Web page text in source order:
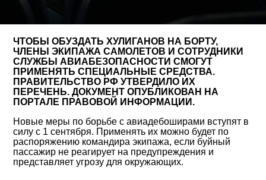
ЧТОБЫ ОБУЗДАТЬ ХУЛИГАНОВ НА БОРТУ,
ЧЛЕНЫ ЭКИПАЖА САМОЛЕТОВ И СОТРУДНИКИ
СЛУЖБЫ АВИАБЕЗОПАСНОСТИ СМОГУТ
ПРИМЕНЯТЬ СПЕЦИАЛЬНЫЕ СРЕДСТВА.
ПРАВИТЕЛЬСТВО РФ УТВЕРДИЛО ИХ
ПЕРЕЧЕНЬ. ДОКУМЕНТ ОПУБЛИКОВАН НА
ПОРТАЛЕ ПРАВОВОЙ ИНФОРМАЦИИ.
Новые меры по борьбе с авиадебоширами вступят в
силу с 1 сентября. Применять их можно будет по
распоряжению командира экипажа, если буйный
пассажир не реагирует на предупреждения и
представляет угрозу для окружающих.